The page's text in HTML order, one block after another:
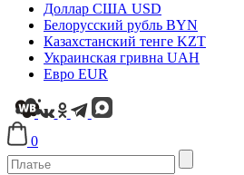
Доллар США USD
Белорусский рубль BYN
Казахстанский тенге KZT
Украинская гривна UAH
Евро EUR
0